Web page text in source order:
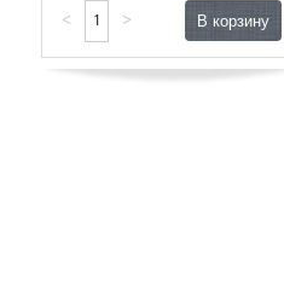
< >